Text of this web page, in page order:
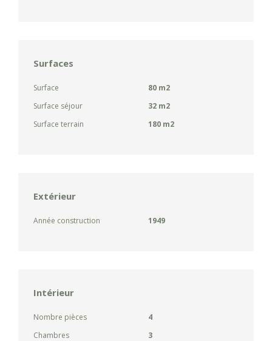
Surfaces
Surface
80 m2
Surface séjour
32 m2
Surface terrain
180 m2
Extérieur
Année construction 1949
Intérieur
Nombre pièces
4
Chambres
3